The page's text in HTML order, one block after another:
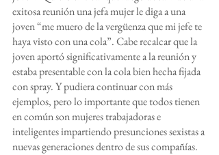
exitosa reunión una jefa mujer le diga a una
joven “me muero de la vergüenza que mi jefe te
haya visto con una cola”. Cabe recalcar que la
joven aportó significativamente a la reunión y
estaba presentable con la cola bien hecha fijada
con spray. Y pudiera continuar con más
ejemplos, pero lo importante que todos tienen
en común son mujeres trabajadoras e
inteligentes impartiendo presunciones sexistas a
nuevas generaciones dentro de sus compañías.